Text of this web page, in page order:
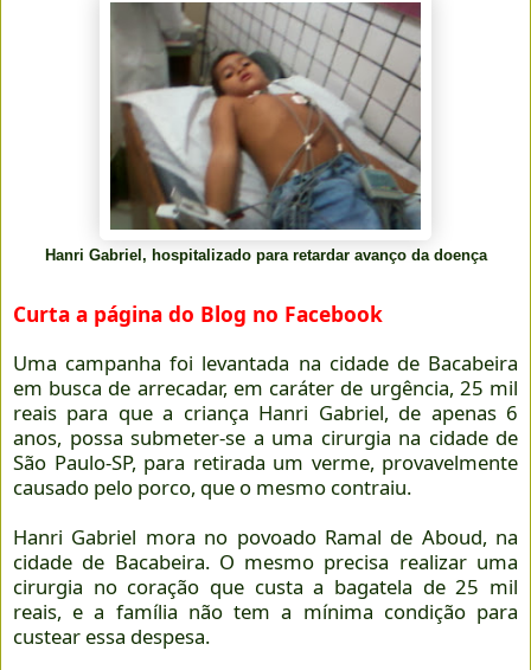
Hanri Gabriel, hospitalizado para retardar avanço da doença
Curta a página do Blog no Facebook
Uma campanha foi levantada na cidade de Bacabeira
em busca de arrecadar, em caráter de urgência, 25 mil
reais para que a criança Hanri Gabriel, de apenas 6
anos, possa submeter-se a uma cirurgia na cidade de
São Paulo-SP, para retirada um verme, provavelmente
causado pelo porco, que o mesmo contraiu.
Hanri Gabriel mora no povoado Ramal de Aboud, na
cidade de Bacabeira. O mesmo precisa realizar uma
cirurgia no coração que custa a bagatela de 25 mil
reais, e a família não tem a mínima condição para
custear essa despesa.